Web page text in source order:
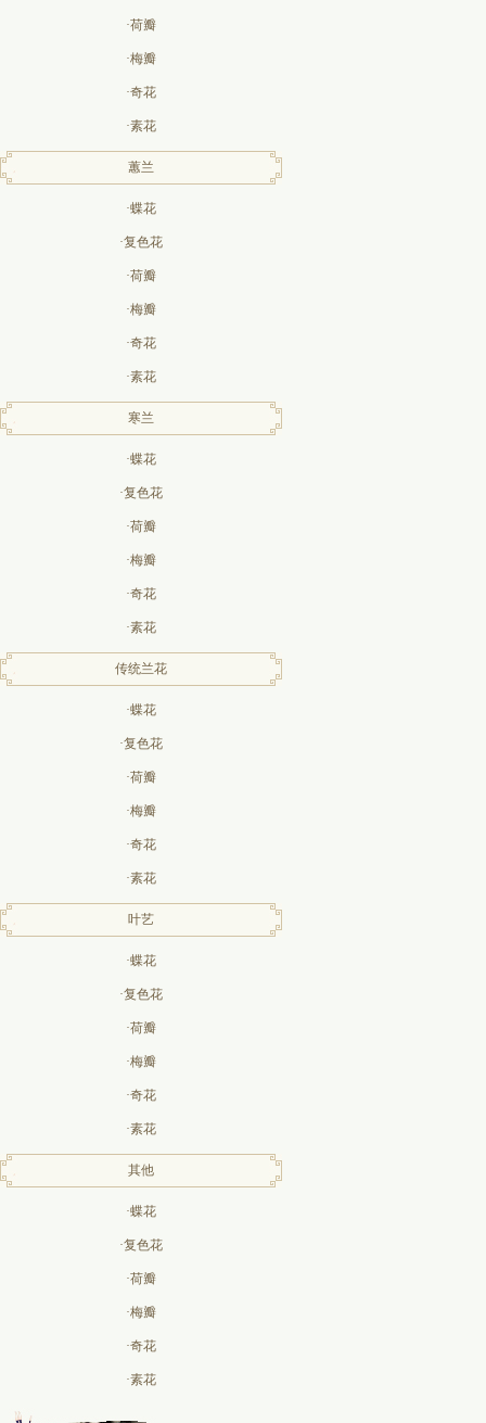
·荷瓣
·梅瓣
·奇花
·素花
蕙兰
·蝶花
·复色花
·荷瓣
·梅瓣
·奇花
·素花
寒兰
·蝶花
·复色花
·荷瓣
·梅瓣
·奇花
·素花
传统兰花
·蝶花
·复色花
·荷瓣
·梅瓣
·奇花
·素花
叶艺
·蝶花
·复色花
·荷瓣
·梅瓣
·奇花
·素花
其他
·蝶花
·复色花
·荷瓣
·梅瓣
·奇花
·素花